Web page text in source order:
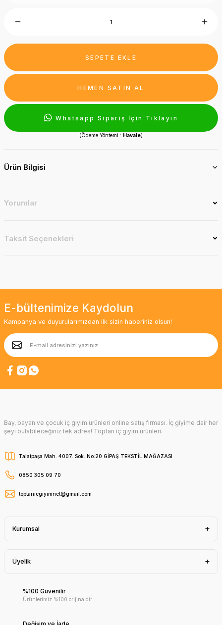
SEPETE EKLE
HEMEN SATIN AL
Whatsapp Sipariş İçin Tıklayın
(Ödeme Yöntemi : Havale)
Ürün Bilgisi
Yorumlar
Taksit Seçenekleri
E-bültenimize Kaydolun
Kampanya ve duyurularımızdan ilk sizin haberiniz olsun!
Bay, bayan ve çocuk iç giyim ürünleri online satış firması. İç giyime dair her
şeyi bulabileceğiniz tek adres! Toptan iç giyim ürünleri.
Talatpaşa Mah. 4007. Sok. No:20 GİPAŞ TEKSTİL MAĞAZASI
0850 305 09 70
toptanicgiyimnet@gmail.com
Kurumsal
Üyelik
%100 Güvenilir
Ürünlerimiz %100 orijinaldir.